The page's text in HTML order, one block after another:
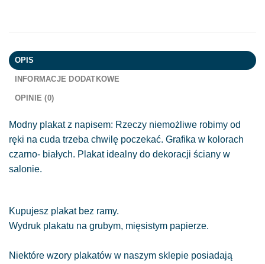
OPIS
INFORMACJE DODATKOWE
OPINIE (0)
Modny plakat z napisem: Rzeczy niemożliwe robimy od
ręki na cuda trzeba chwilę poczekać. Grafika w kolorach
czarno- białych. Plakat idealny do dekoracji ściany w
salonie.
Kupujesz plakat bez ramy.
Wydruk plakatu na grubym, mięsistym papierze.
Niektóre wzory plakatów w naszym sklepie posiadają